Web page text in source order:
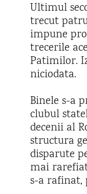
Ultimul
trecut
impune
trecerile
Patimilor.
niciodata.
Binele s-a
clubul
decenii al
structura
disparute
mai
s-a rafinat,